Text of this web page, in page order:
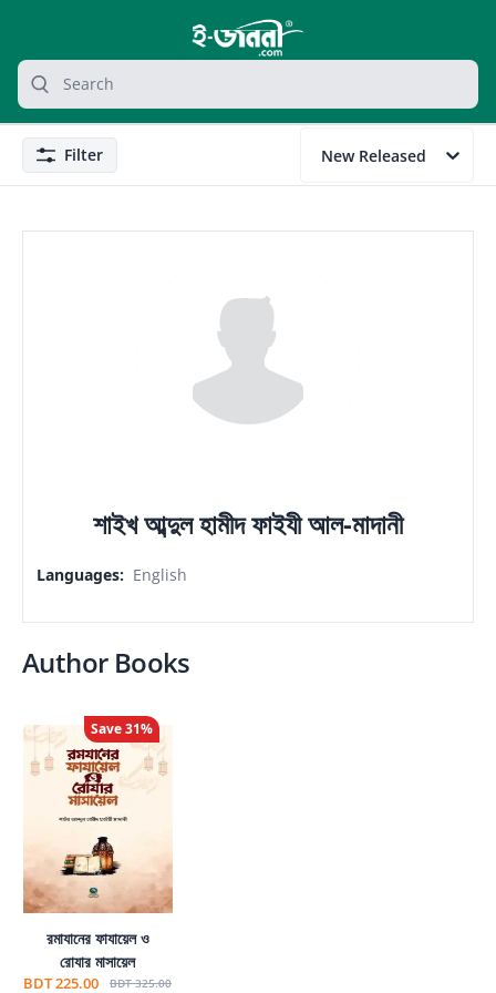
grocery search at header
Search
FilterFilter New Released
শাইখ আব্দুল হামীদ ফাইযী আল-মাদানী
Languages: English
Author Books
Save31%
রমাযানের ফাযায়েল ও
রোযার মাসায়েল
BDT 225.00 BDT 325.00